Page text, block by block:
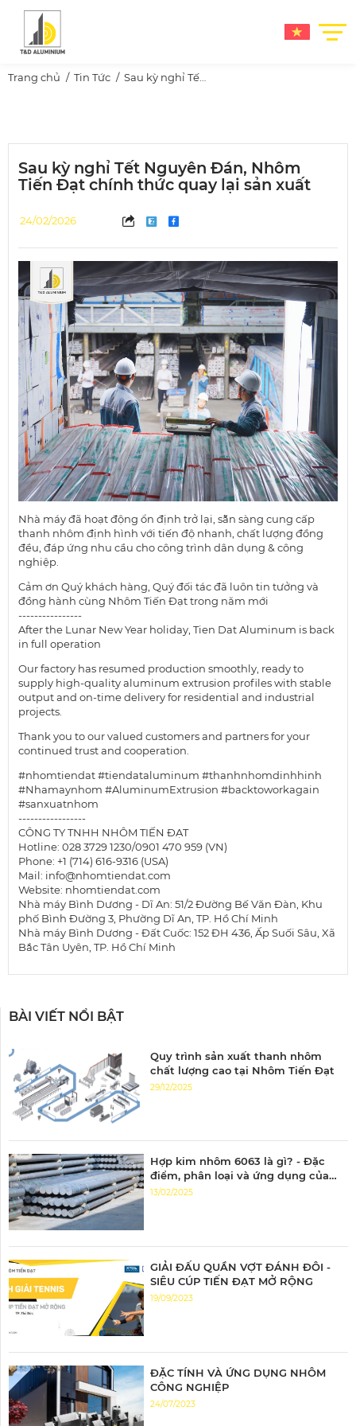
Trang chủ Tin Tức Sau kỳ nghỉ Tết Nguyên Đán, Nhôm Tiến Đạt chính thức quay lại sản xuất
Sau kỳ nghỉ Tết Nguyên Đán, Nhôm
Tiến Đạt chính thức quay lại sản xuất
24/02/2026
Nhà máy đã hoạt động ổn định trở lại, sẵn sàng cung cấp
thanh nhôm định hình với tiến độ nhanh, chất lượng đồng
đều, đáp ứng nhu cầu cho công trình dân dụng & công
nghiệp.
Cảm ơn Quý khách hàng, Quý đối tác đã luôn tin tưởng và
đồng hành cùng Nhôm Tiến Đạt trong năm mới
----------------
After the Lunar New Year holiday, Tien Dat Aluminum is back
in full operation
Our factory has resumed production smoothly, ready to
supply high-quality aluminum extrusion profiles with stable
output and on-time delivery for residential and industrial
projects.
Thank you to our valued customers and partners for your
continued trust and cooperation.
#nhomtiendat #tiendataluminum #thanhnhomdinhhinh
#Nhamaynhom #AluminumExtrusion #backtoworkagain
#sanxuatnhom
-----------------
CÔNG TY TNHH NHÔM TIẾN ĐẠT
Hotline: 028 3729 1230/0901 470 959 (VN)
Phone: +1 (714) 616-9316 (USA)
Mail: info@nhomtiendat.com
Website: nhomtiendat.com
Nhà máy Bình Dương - Dĩ An: 51/2 Đường Bế Văn Đàn, Khu
phố Bình Đường 3, Phường Dĩ An, TP. Hồ Chí Minh
Nhà máy Bình Dương - Đất Cuốc: 152 ĐH 436, Ấp Suối Sâu, Xã
Bắc Tân Uyên, TP. Hồ Chí Minh
BÀI VIẾT NỔI BẬT
Quy trình sản xuất thanh nhôm
chất lượng cao tại Nhôm Tiến Đạt
29/12/2025
Hợp kim nhôm 6063 là gì? - Đặc
điểm, phân loại và ứng dụng của
nhôm 6063
13/02/2025
GIẢI ĐẤU QUẦN VỢT ĐÁNH ĐÔI -
SIÊU CÚP TIẾN ĐẠT MỞ RỘNG
19/09/2023
ĐẶC TÍNH VÀ ỨNG DỤNG NHÔM
CÔNG NGHIỆP
24/07/2023